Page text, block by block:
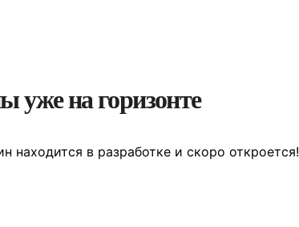
уже на горизонте
находится в разработке и скоро откроется!